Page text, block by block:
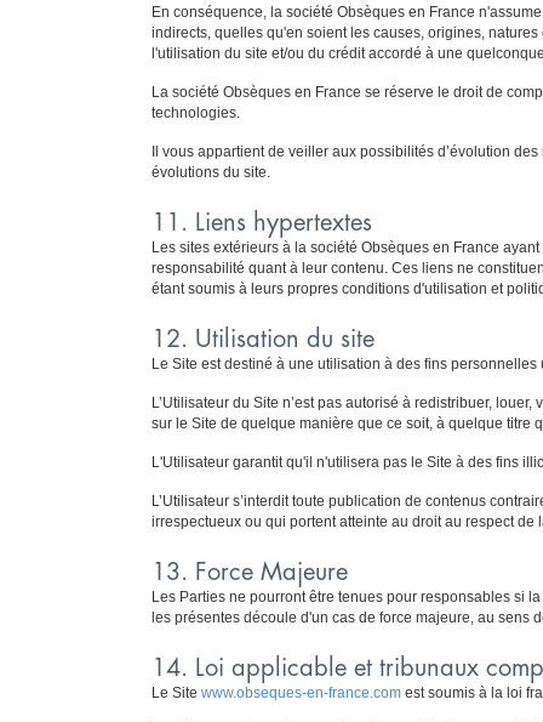
En conséquence, la société Obsèques en France
indirects, quelles qu'en soient les causes, origines,
l'utilisation du site et/ou du crédit accordé à une
La société Obsèques en France se réserve le droit de
technologies.
Il vous appartient de veiller aux possibilités d’évolution
évolutions du site.
11. Liens hypertextes
Les sites extérieurs à la société Obsèques en France
responsabilité quant à leur contenu. Ces liens ne
étant soumis à leurs propres conditions d'utilisation et
12. Utilisation du site
Le Site est destiné à une utilisation à des fins
L’Utilisateur du Site n’est pas autorisé à redistribuer,
sur le Site de quelque manière que ce soit, à quelque titre
L'Utilisateur garantit qu'il n'utilisera pas le Site à des fins
L’Utilisateur s’interdit toute publication de contenus
irrespectueux ou qui portent atteinte au droit au respect de
13. Force Majeure
Les Parties ne pourront être tenues pour responsables si
les présentes découle d'un cas de force majeure, au sens
14. Loi applicable et tribunaux
Le Site www.obseques-en-france.com est soumis à la loi